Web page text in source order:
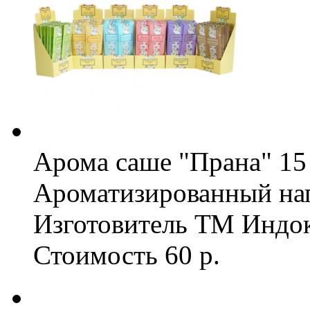
Арома саше "Прана" 15
Ароматизированный
Изготовитель ТМ
Стоимость 60 р.